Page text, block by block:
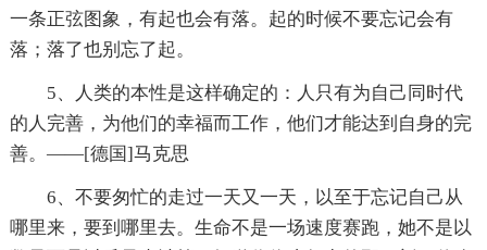
一条正弦图象，有起也会有落。起的时候不要忘记会有
落；落了也别忘了起。
5、人类的本性是这样确定的：人只有为自己同时代
的人完善，为他们的幸福而工作，他们才能达到自身的完
善。——[德国]马克思
6、不要匆忙的走过一天又一天，以至于忘记自己从
哪里来，要到哪里去。生命不是一场速度赛跑，她不是以